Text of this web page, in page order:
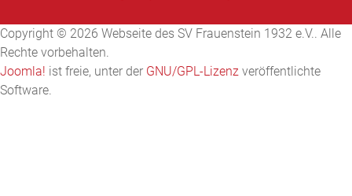
Copyright © 2026 Webseite des SV Frauenstein 1932 e.V.. Alle
Rechte vorbehalten.
Joomla! ist freie, unter der GNU/GPL-Lizenz veröffentlichte
Software.